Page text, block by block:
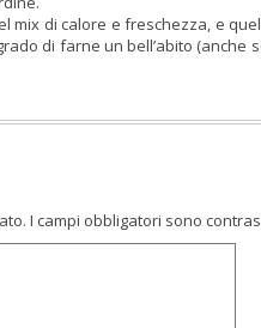
mix di calore e freschezza, e
di farne un bell’abito
I campi obbligatori sono